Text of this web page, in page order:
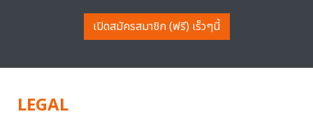
เปิดสมัครสมาชิก (ฟรี) เร็วๆนี้
LEGAL